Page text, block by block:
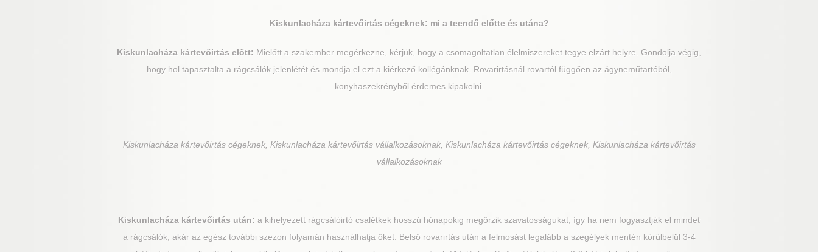
Kiskunlacházakártevőirtás cégeknek: mi a teendő előtte és utána?
Kiskunlacháza kártevőirtás előtt: Mielőtt a szakember megérkezne, kérjük, hogy a csomagoltatlan élelmiszereket tegye elzárt helyre. Gondolja végig,
hogy hol tapasztalta a rágcsálók jelenlétét és mondja el ezt a kiérkező kollégánknak. Rovarirtásnál rovartól függően az ágyneműtartóból,
konyhaszekrényből érdemes kipakolni.
Kiskunlacháza kártevőirtás cégeknek, Kiskunlacháza kártevőirtás vállalkozásoknak, Kiskunlacháza kártevőirtás cégeknek, Kiskunlacháza kártevőirtás
vállalkozásoknak
Kiskunlacháza kártevőirtás után: a kihelyezett rágcsálóirtó csalétkek hosszú hónapokig megőrzik szavatosságukat, így ha nem fogyasztják el mindet
a rágcsálók, akár az egész további szezon folyamán használhatja őket. Belső rovarirtás után a felmosást legalább a szegélyek mentén körülbelül 3-4